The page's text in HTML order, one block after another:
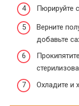
Пюрируйте
Верните
добавьте
Охладите и